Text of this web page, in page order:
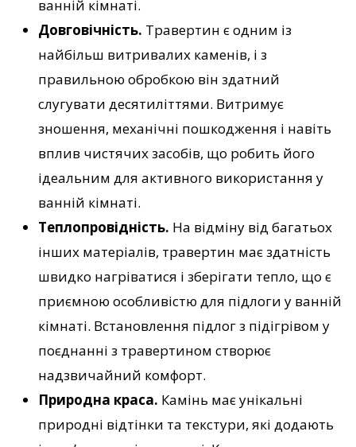
ванній кімнаті.
Довговічність. Травертин є одним із
найбільш витривалих каменів, і з
правильною обробкою він здатний
слугувати десятиліттями. Витримує
зношення, механічні пошкодження і навіть
вплив чистячих засобів, що робить його
ідеальним для активного використання у
ванній кімнаті.
Теплопровідність. На відміну від багатьох
інших матеріалів, травертин має здатність
швидко нагріватися і зберігати тепло, що є
приємною особливістю для підлоги у ванній
кімнаті. Встановлення підлог з підігрівом у
поєднанні з травертином створює
надзвичайний комфорт.
Природна краса. Камінь має унікальні
природні відтінки та текстури, які додають